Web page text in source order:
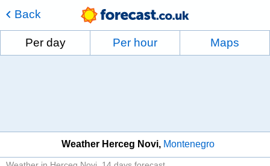
Back
Per day Per hour Maps
Weather Herceg Novi Montenegro